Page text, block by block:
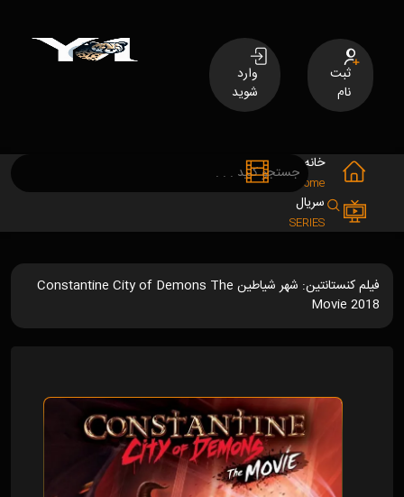
ثبت
نام
وارد
شوید
خانه
Home
سریال
SERIES
فیلم کنستانتین: شهر شیاطین Constantine City of Demons The
Movie 2018